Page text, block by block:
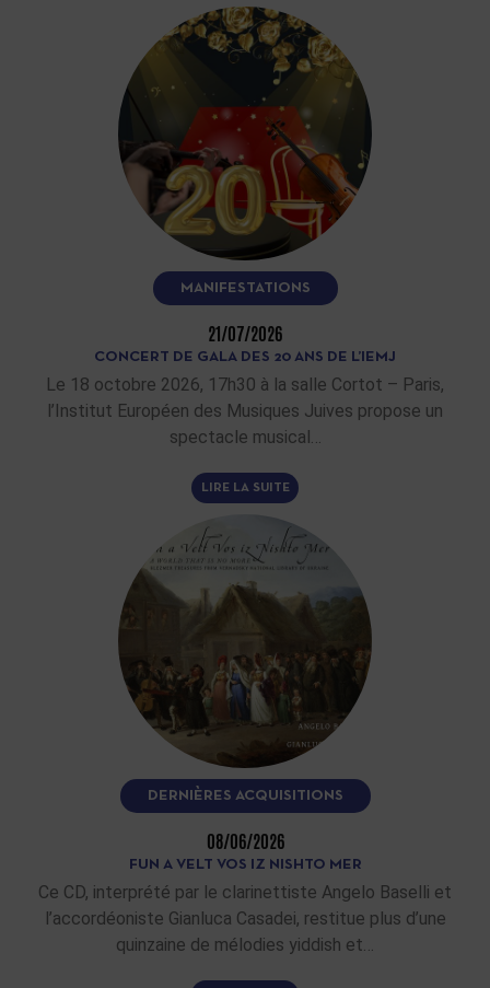
MANIFESTATIONS
21/07/2026
CONCERT DE GALA DES 20 ANS DE L’IEMJ
Le 18 octobre 2026, 17h30 à la salle Cortot – Paris,
l’Institut Européen des Musiques Juives propose un
spectacle musical…
LIRE LA SUITE
DERNIÈRES ACQUISITIONS
08/06/2026
FUN A VELT VOS IZ NISHTO MER
Ce CD, interprété par le clarinettiste Angelo Baselli et
l’accordéoniste Gianluca Casadei, restitue plus d’une
quinzaine de mélodies yiddish et…